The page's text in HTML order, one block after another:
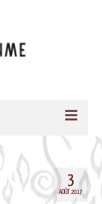
3
AOÛT 2017